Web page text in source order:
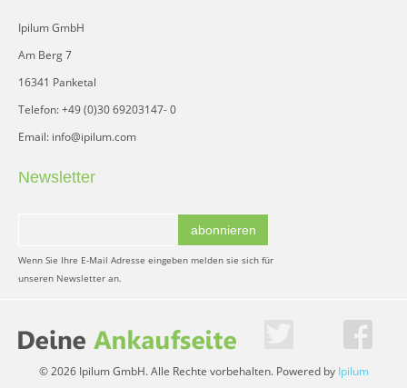
Ipilum GmbH
Am Berg 7
16341 Panketal
Telefon: +49 (0)30 69203147- 0
Email: info@ipilum.com
Newsletter
abonnieren
Wenn Sie Ihre E-Mail Adresse eingeben melden sie sich für
unseren Newsletter an.
© 2026 Ipilum GmbH. Alle Rechte vorbehalten. Powered by Ipilum